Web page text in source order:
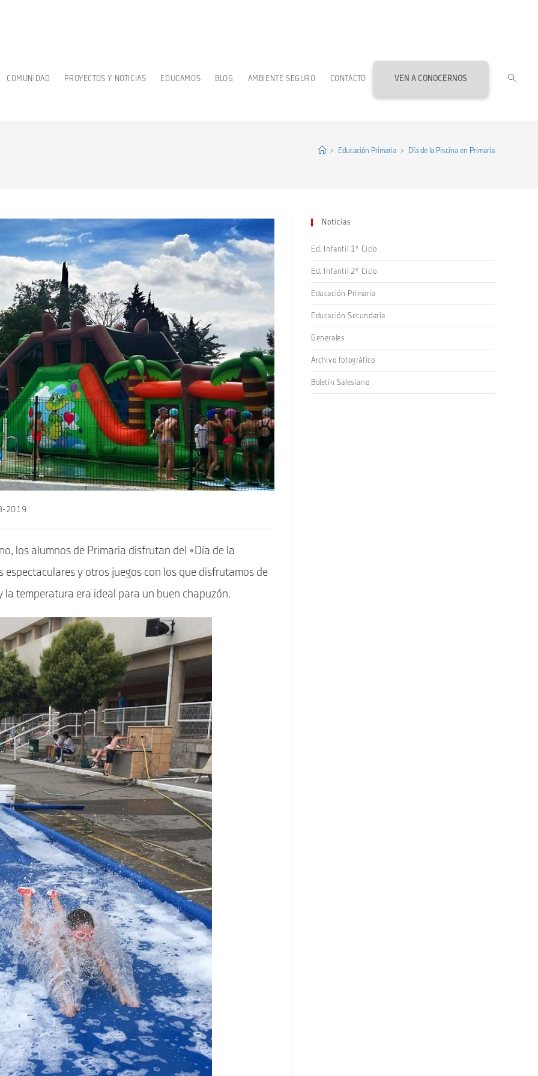
COMUNIDAD PROYECTOS Y NOTICIAS EDUCAMOS BLOG AMBIENTE SEGURO CONTACTO VEN A CONOCERNOS
> Educación Primaria > Día de la Piscina en Primaria
2019
los alumnos de Primaria disfrutan del «Día de la
y otros juegos con los que disfrutamos de
la temperatura era ideal para un buen chapuzón.
Noticias
Ed. Infantil 1º Ciclo
Ed. Infantil 2º Ciclo
Educación Primaria
Educación Secundaria
Generales
Archivo fotográfico
Boletín Salesiano